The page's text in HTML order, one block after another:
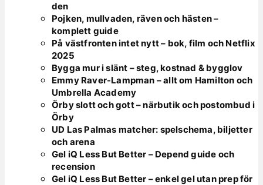
den
Pojken, mullvaden, räven och hästen –
komplett guide
På västfronten intet nytt – bok, film och Netflix
2025
Bygga mur i slänt – steg, kostnad & bygglov
Emmy Raver-Lampman – allt om Hamilton och
Umbrella Academy
Örby slott och gott – närbutik och postombud i
Örby
UD Las Palmas matcher: spelschema, biljetter
och arena
Gel iQ Less But Better – Depend guide och
recension
Gel iQ Less But Better – enkel gel utan prep för